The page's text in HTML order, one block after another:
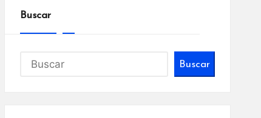
Buscar
Buscar